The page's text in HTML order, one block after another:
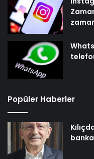
Popüler Haberler